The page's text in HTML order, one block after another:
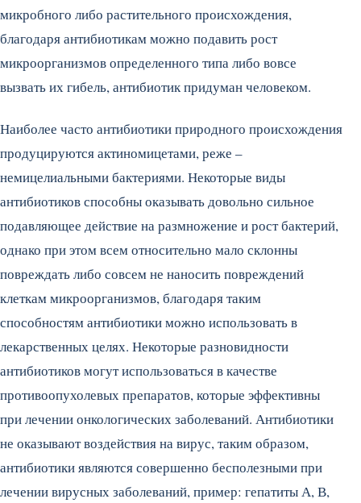
микробного либо растительного происхождения,
благодаря антибиотикам можно подавить рост
микроорганизмов определенного типа либо вовсе
вызвать их гибель, антибиотик придуман человеком.
Наиболее часто антибиотики природного происхождения
продуцируются актиномицетами, реже –
немицелиальными бактериями. Некоторые виды
антибиотиков способны оказывать довольно сильное
подавляющее действие на размножение и рост бактерий,
однако при этом всем относительно мало склонны
повреждать либо совсем не наносить повреждений
клеткам микроорганизмов, благодаря таким
способностям антибиотики можно использовать в
лекарственных целях. Некоторые разновидности
антибиотиков могут использоваться в качестве
противоопухолевых препаратов, которые эффективны
при лечении онкологических заболеваний. Антибиотики
не оказывают воздействия на вирус, таким образом,
антибиотики являются совершенно бесполезными при
лечении вирусных заболеваний, пример: гепатиты А, В,